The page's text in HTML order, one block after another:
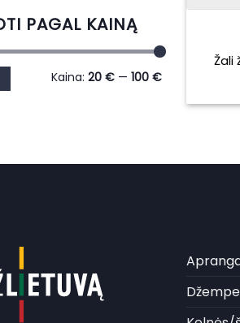
PAGAL KAINĄ
Kaina: 20 € — 100 €
Žali